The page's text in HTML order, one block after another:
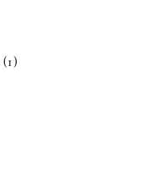
(1)